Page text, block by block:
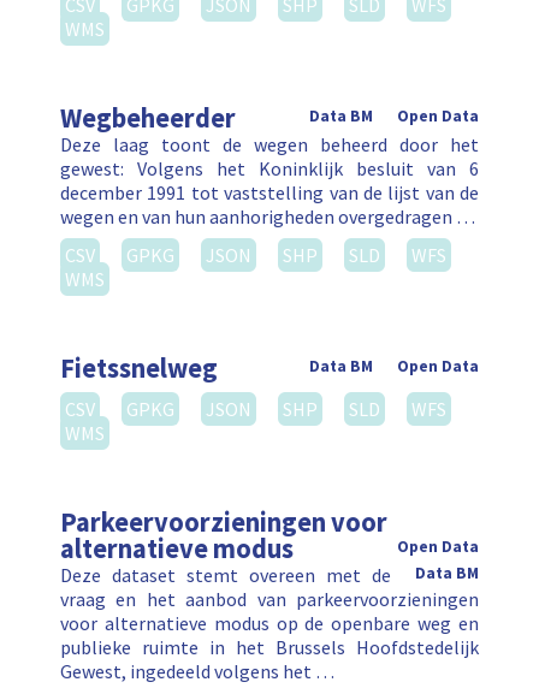
CSV GPKG JSON SHP SLD
WFS
WMS
Wegbeheerder Open Data
Data BM
Deze laag toont de wegen beheerd door het
gewest: Volgens het Koninklijk besluit van 6
december 1991 tot vaststelling van de lijst van de
wegen en van hun aanhorigheden overgedragen …
CSV
GPKG JSON SHP SLD
WFS
WMS
Fietssnelweg Open Data
Data BM
CSV GPKG JSON SHP SLD
WFS
WMS
Parkeervoorzieningen voor
alternatieve modus
Open Data
Data BM
Deze dataset stemt overeen met de
vraag en het aanbod van parkeervoorzieningen
voor alternatieve modus op de openbare weg en
publieke ruimte in het Brussels Hoofdstedelijk
Gewest, ingedeeld volgens het …